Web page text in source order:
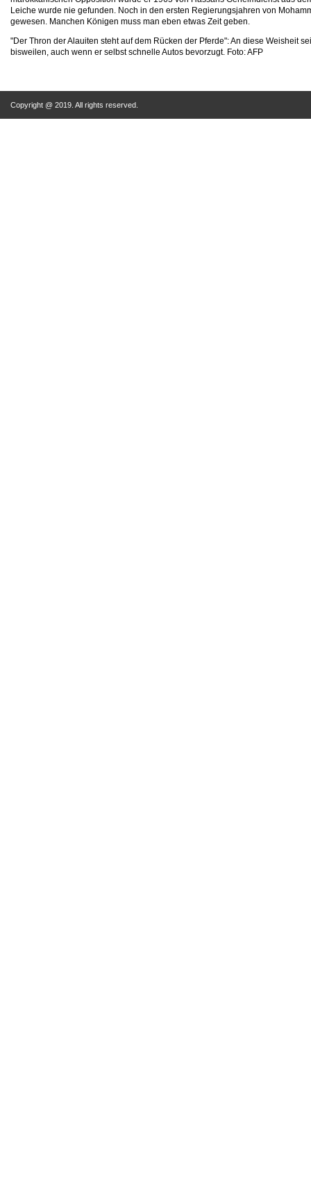
Leiche wurde nie gefunden. Noch in den ersten Regierungsjahren von
gewesen. Manchen Königen muss man eben etwas Zeit geben.
"Der Thron der Alauiten steht auf dem Rücken der Pferde": An diese Weisheit
bisweilen, auch wenn er selbst schnelle Autos bevorzugt. Foto: AFP
Copyright @ 2019. All rights reserved.